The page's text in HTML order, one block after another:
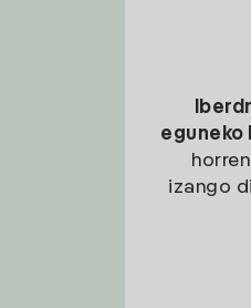
eguneko
izango